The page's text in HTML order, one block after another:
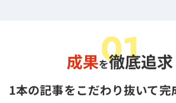
01
成果を徹底追求
1本の記事をこだわり抜いて完